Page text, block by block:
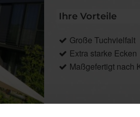
Ihre Vorteile
Große Tuchvielfalt
Extra starke Ecken
Maßgefertigt nach